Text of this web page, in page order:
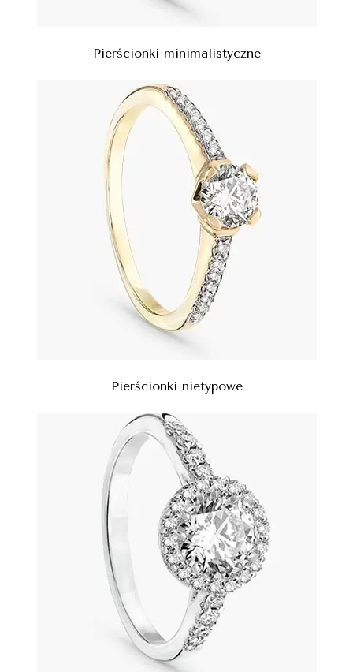
Pierścionki minimalistyczne
Pierścionki nietypowe